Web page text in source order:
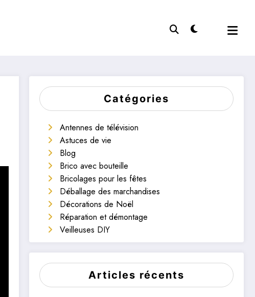
Catégories
Antennes de télévision
Astuces de vie
Blog
Brico avec bouteille
Bricolages pour les fêtes
Déballage des marchandises
Décorations de Noël
Réparation et démontage
Veilleuses DIY
Articles récents